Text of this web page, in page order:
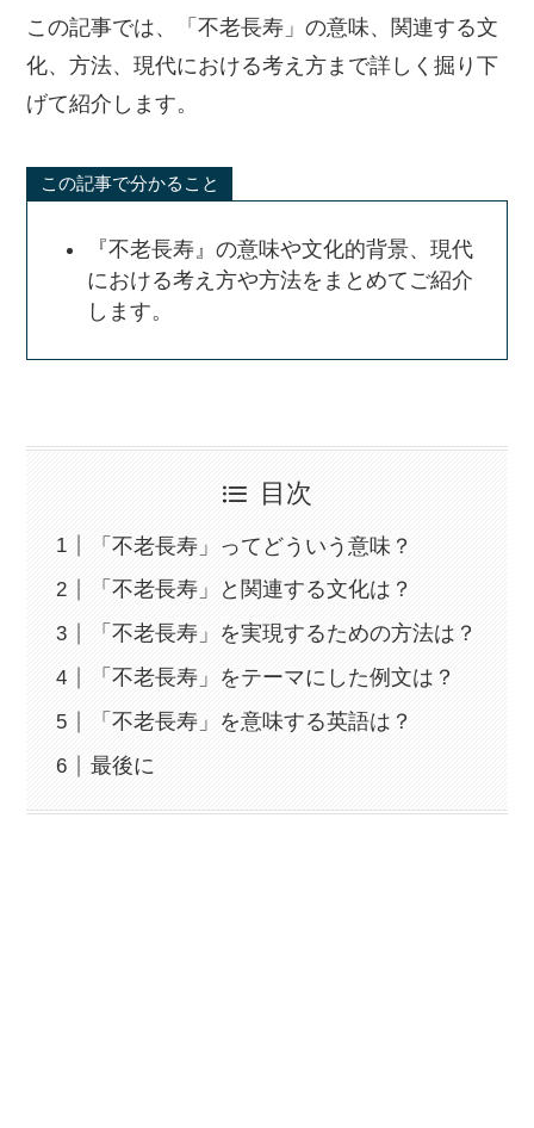
この記事では、「不老長寿」の意味、関連する文
化、方法、現代における考え方まで詳しく掘り下
げて紹介します。
この記事で分かること
『不老長寿』の意味や文化的背景、現代
における考え方や方法をまとめてご紹介
します。
目次
「不老長寿」ってどういう意味？
「不老長寿」と関連する文化は？
「不老長寿」を実現するための方法は？
「不老長寿」をテーマにした例文は？
「不老長寿」を意味する英語は？
最後に